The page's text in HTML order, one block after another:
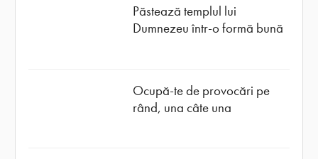
Păstează templul lui
Dumnezeu într-o formă bună
Ocupă-te de provocări pe
rând, una câte una